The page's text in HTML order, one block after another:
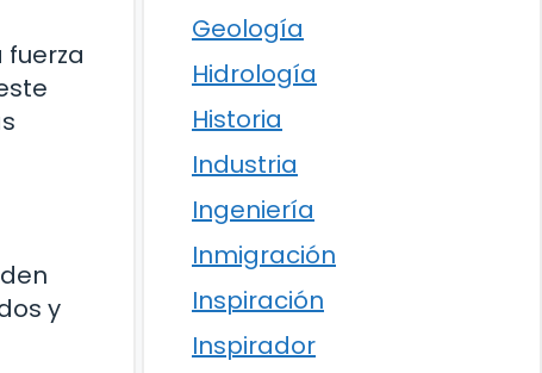
y
Geología
Hidrología
Historia
Industria
Ingeniería
Inmigración
Inspiración
Inspirador